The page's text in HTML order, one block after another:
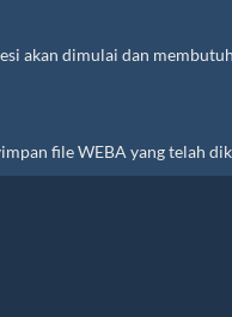
akan dimulai dan
file WEBA yang telah